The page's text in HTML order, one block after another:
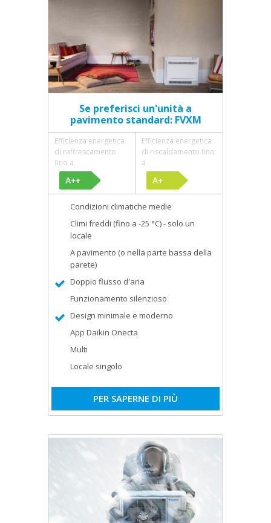
Se preferisci un'unità a
pavimento standard: FVXM
Efficienza energetica
di raffrescamento
fino a
Efficienza energetica
di riscaldamento fino
a
Condizioni climatiche medie
Climi freddi (fino a -25 °C) - solo un
locale
A pavimento (o nella parte bassa della
parete)
Doppio flusso d'aria
Funzionamento silenzioso
Design minimale e moderno
App Daikin Onecta
Multi
Locale singolo
PER SAPERNE DI PIÙ